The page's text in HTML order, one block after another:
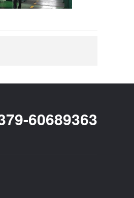
60689363